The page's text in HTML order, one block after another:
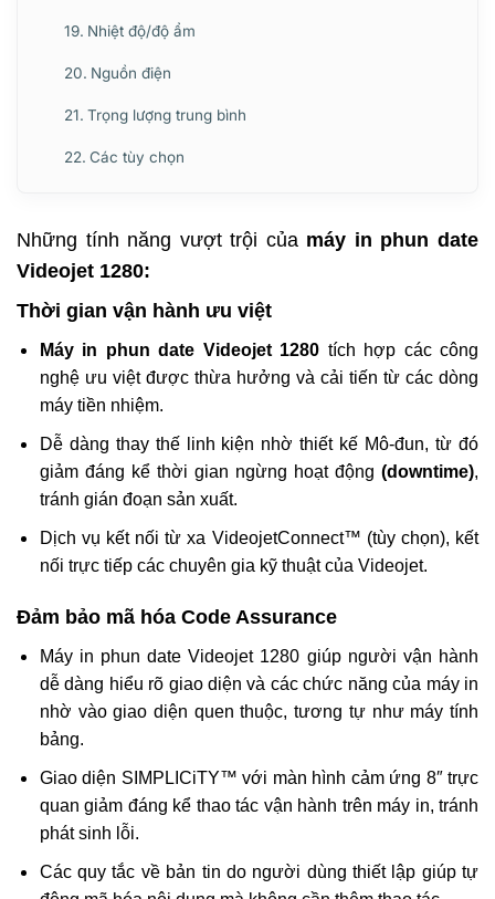
Nhiệt độ/độ ẩm
Nguồn điện
Trọng lượng trung bình
Các tùy chọn
Những tính năng vượt trội của máy in phun date
Videojet 1280:
Thời gian vận hành ưu việt
Máy in phun date Videojet 1280 tích hợp các công
nghệ ưu việt được thừa hưởng và cải tiến từ các dòng
máy tiền nhiệm.
Dễ dàng thay thế linh kiện nhờ thiết kế Mô-đun, từ đó
giảm đáng kể thời gian ngừng hoạt động (downtime),
tránh gián đoạn sản xuất.
Dịch vụ kết nối từ xa VideojetConnect™ (tùy chọn), kết
nối trực tiếp các chuyên gia kỹ thuật của Videojet.
Đảm bảo mã hóa Code Assurance
Máy in phun date Videojet 1280 giúp người vận hành
dễ dàng hiểu rõ giao diện và các chức năng của máy in
nhờ vào giao diện quen thuộc, tương tự như máy tính
bảng.
Giao diện SIMPLICiTY™ với màn hình cảm ứng 8″ trực
quan giảm đáng kể thao tác vận hành trên máy in, tránh
phát sinh lỗi.
Các quy tắc về bản tin do người dùng thiết lập giúp tự